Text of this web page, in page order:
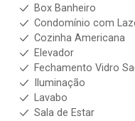
Box Banheiro
Condomínio com
Cozinha Americana
Elevador
Fechamento Vidro
Iluminação
Lavabo
Sala de Estar